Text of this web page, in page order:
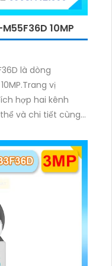
10MP
là dòng
vị
hợp hai kênh
và chi tiết cùng
đèn ấm cho hình
khác nhau trong